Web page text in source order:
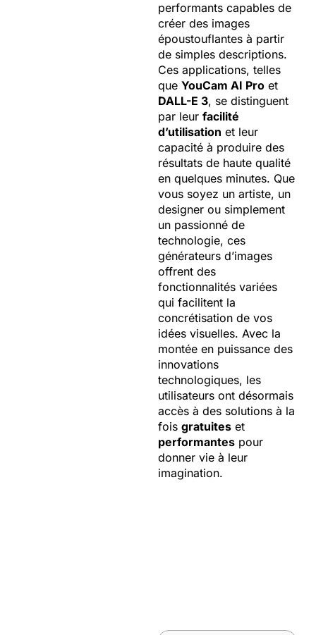
performants capables de
créer des images
époustouflantes à partir
de simples descriptions.
Ces applications, telles
que YouCam AI Pro et
DALL-E 3, se distinguent
par leur facilité
d’utilisation et leur
capacité à produire des
résultats de haute qualité
en quelques minutes. Que
vous soyez un artiste, un
designer ou simplement
un passionné de
technologie, ces
générateurs d’images
offrent des
fonctionnalités variées
qui facilitent la
concrétisation de vos
idées visuelles. Avec la
montée en puissance des
innovations
technologiques, les
utilisateurs ont désormais
accès à des solutions à la
fois gratuites et
performantes pour
donner vie à leur
imagination.